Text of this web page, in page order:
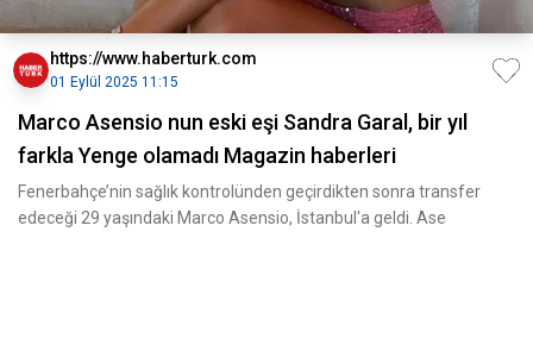
https://www.haberturk.com
01 Eylül 2025 11:15
Marco Asensio nun eski eşi Sandra Garal, bir yıl
farkla Yenge olamadı Magazin haberleri
Fenerbahçe’nin sağlık kontrolünden geçirdikten sonra transfer
edeceği 29 yaşındaki Marco Asensio, İstanbul'a geldi. Ase